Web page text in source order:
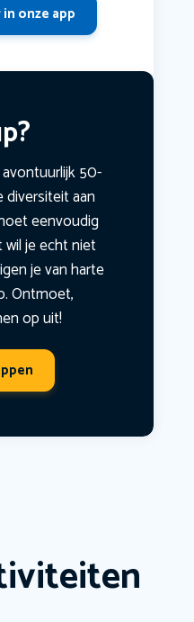
onze app
50-
diversiteit aan
eenvoudig
je echt niet
je van harte
Ontmoet,
op uit!